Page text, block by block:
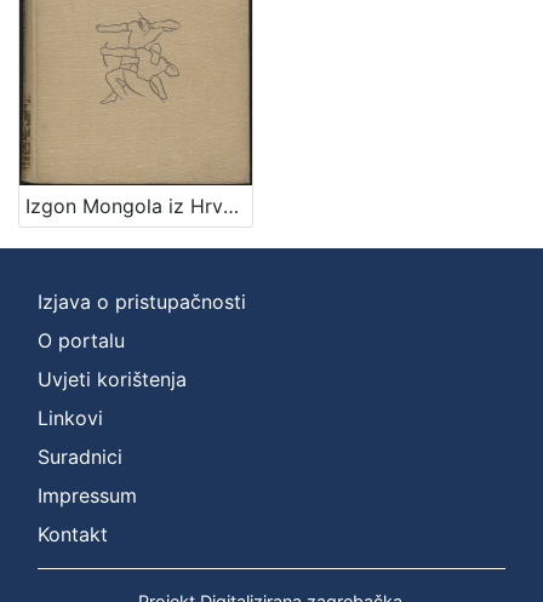
Izgon Mongola iz Hrvatske / A. Tresić Pavičić
Izjava o pristupačnosti
O portalu
Uvjeti korištenja
Linkovi
Suradnici
Impressum
Kontakt